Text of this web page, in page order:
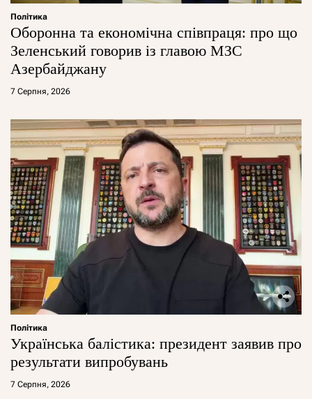
Політика
Оборонна та економічна співпраця: про що
Зеленський говорив із главою МЗС
Азербайджану
7 Серпня, 2026
Політика
Українська балістика: президент заявив про
результати випробувань
7 Серпня, 2026